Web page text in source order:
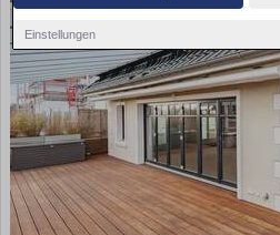
Einstellungen